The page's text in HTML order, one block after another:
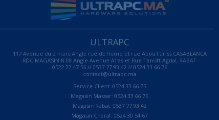
ULTRAPC
117 Avenue du 2 mars Angle rue de Rome et rue Abou Fariss CASABLANCA
RDC MAGASIN N 08 Angle Avenue Atlas et Rue Tansift Agdal, RABAT
0522 22 47 56 // 0537 77 93 42 // 0524 33 66 76
contact@ultrapc.ma
Service Client: 0524 33 66 75
Magasin Massar: 0524 33 66 76
Magasin Rabat: 0537 77 93 42
Magasin Charaf: 0524 30 54 67